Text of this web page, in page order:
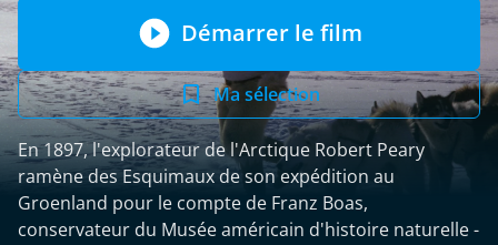
Démarrer le film
Ma sélection
En 1897, l'explorateur de l'Arctique Robert Peary
ramène des Esquimaux de son expédition au
Groenland pour le compte de Franz Boas,
conservateur du Musée américain d'histoire naturelle -